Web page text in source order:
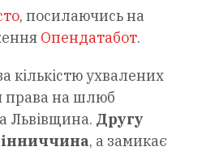
, посилаючись на
Опендатабот.
кількістю ухвалених
права на шлюб
Львівщина. Другу
, а замикає